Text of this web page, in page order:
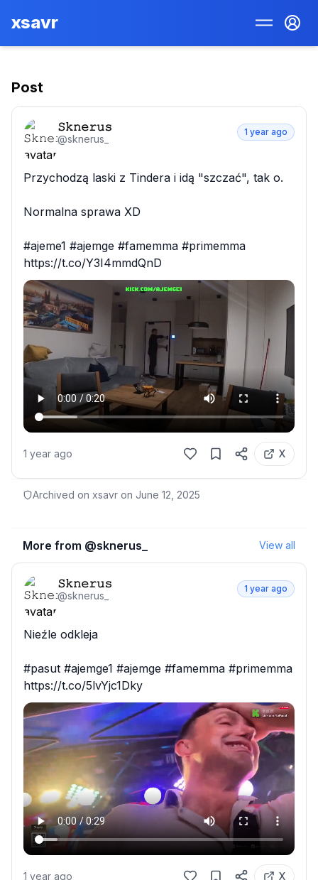
xsavr
Post
𝚂𝚔𝚗𝚎𝚛𝚞𝚜
@sknerus_
1 year ago
Przychodzą laski z Tindera i idą "szczać", tak o.
Normalna sprawa XD
#ajeme1 #ajemge #famemma #primemma
https://t.co/Y3I4mmdQnD
1 year ago X
Archived on xsavr on June 12, 2025
More from @sknerus_ View all
𝚂𝚔𝚗𝚎𝚛𝚞𝚜
@sknerus_
1 year ago
Nieźle odkleja
#pasut #ajemge1 #ajemge #famemma #primemma
https://t.co/5lvYjc1Dky
1 year ago X